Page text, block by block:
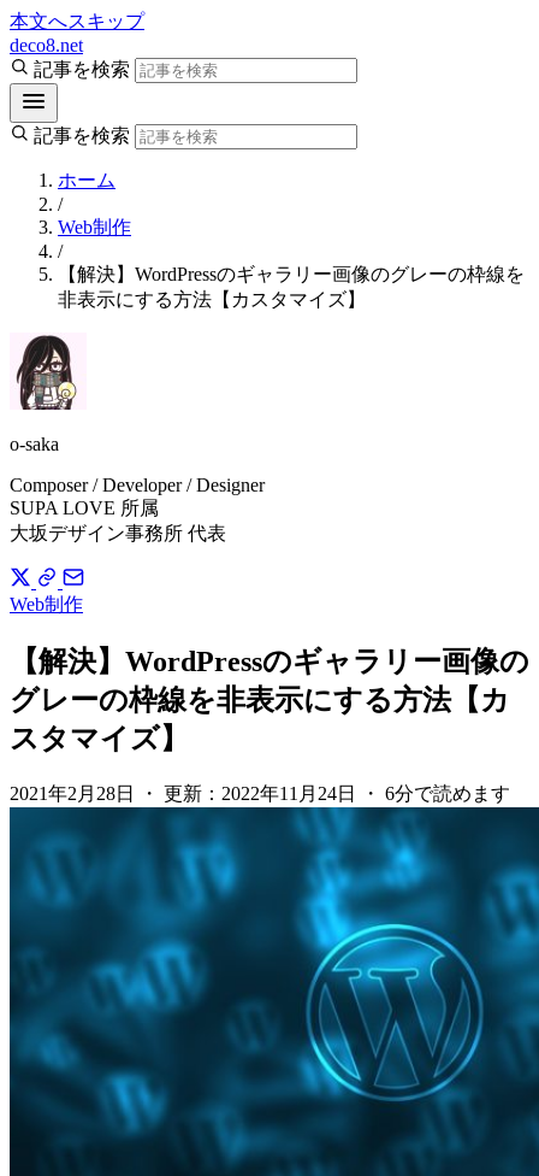
本文へスキップ
deco8.net
記事を検索
記事を検索
ホーム
/
Web制作
/
【解決】WordPressのギャラリー画像のグレーの枠線を
非表示にする方法【カスタマイズ】
o-saka
Composer / Developer / Designer
SUPA LOVE 所属
大坂デザイン事務所 代表
Web制作
【解決】WordPressのギャラリー画像の
グレーの枠線を非表示にする方法【カ
スタマイズ】
2021年2月28日 ・ 更新： 2022年11月24日 ・ 6分で読めます